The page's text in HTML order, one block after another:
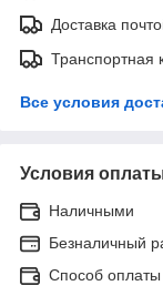
Доставка
Транспортная
Все условия
Условия
Наличными
Безналичный
Способ оплаты